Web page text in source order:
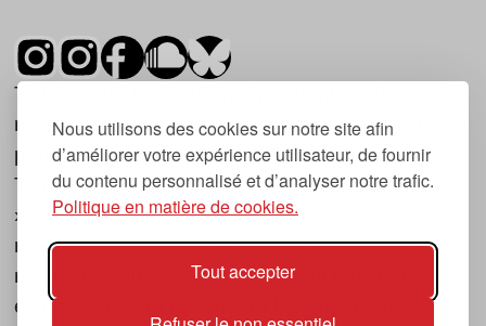
Nous utilisons des cookies sur notre site afin
d’améliorer votre expérience utilisateur, de fournir
du contenu personnalisé et d’analyser notre trafic.
Politique en matière de cookies.
Tout accepter
Tsugi est un mensuel indépendant sur la
musique et les nouvelles tendances, dont la
première parution date de 2007.
Tsugi en japonais signifie « prochain », « suivant
», ce qui correspond à la thématique du
magazine, à l’affût des nouvelles tendances
musicales, qu’elles viennent de la musique
électronique, du rock ou du hip hop, et des